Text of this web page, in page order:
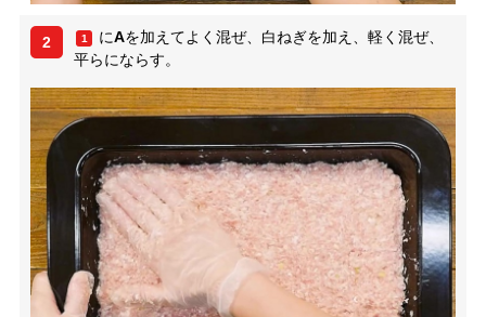
2 1 にAを加えてよく混ぜ、白ねぎを加え、軽く混ぜ、
平らにならす。